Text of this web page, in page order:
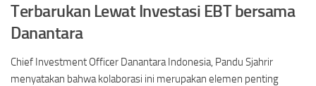
Terbarukan Lewat Investasi EBT bersama
Danantara
Chief Investment Officer Danantara Indonesia, Pandu Sjahrir
menyatakan bahwa kolaborasi ini merupakan elemen penting